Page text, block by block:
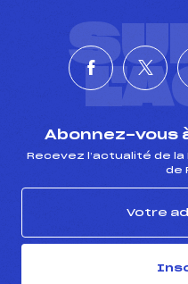
Abonnez-vous
Recevez l’actualité de la
de